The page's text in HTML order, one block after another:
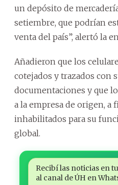
un depósito de
setiembre, que podrían
venta del país”, alertó la
Añadieron que los
cotejados y trazados con
documentaciones y que
a la empresa de origen, a
inhabilitados para su
global.
Recibí las noticias en
al canal de ÚH en